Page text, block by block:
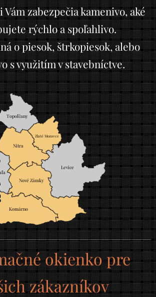
zabezpečia kamenivo, aké
rýchlo a spoľahlivo.
o piesok, štrkopiesok, alebo
s využitím v stavebníctve.
Topoľčany
Zlaté Moravce
Levice
Nové Zámky
Komárno
Nitra
okienko pre
zákazníkov